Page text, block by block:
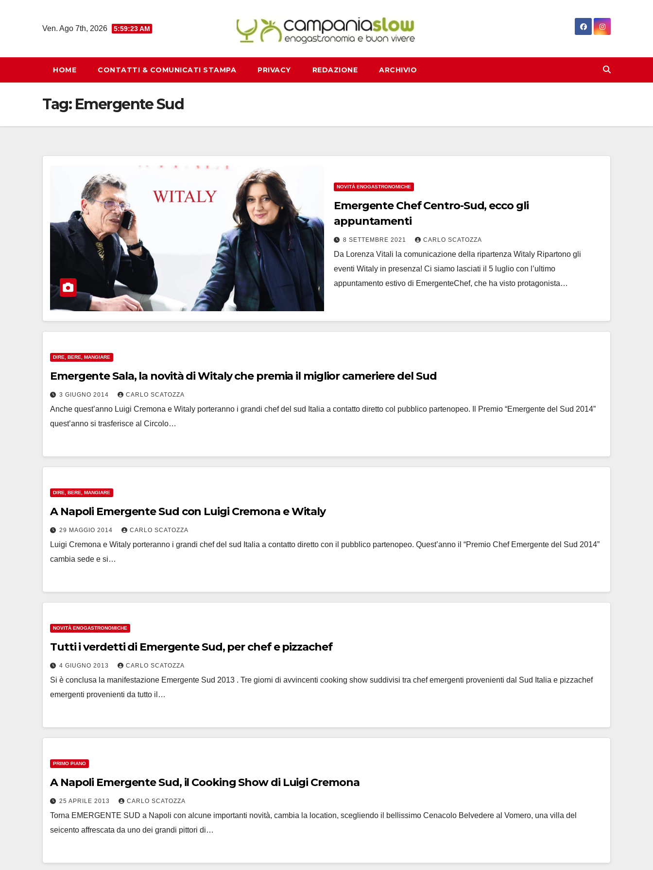
Ven. Ago 7th, 2026 5:59:23 AM
HOME CONTATTI & COMUNICATI STAMPA PRIVACY REDAZIONE ARCHIVIO
Tag: Emergente Sud
NOVITÀ ENOGASTRONOMICHE
Emergente Chef Centro-Sud, ecco gli
appuntamenti
8 SETTEMBRE 2021 CARLO SCATOZZA
Da Lorenza Vitali la comunicazione della ripartenza Witaly Ripartono gli
eventi Witaly in presenza! Ci siamo lasciati il 5 luglio con l’ultimo
appuntamento estivo di EmergenteChef, che ha visto protagonista…
DIRE, BERE, MANGIARE
Emergente Sala, la novità di Witaly che premia il miglior cameriere del Sud
3 GIUGNO 2014 CARLO SCATOZZA
Anche quest’anno Luigi Cremona e Witaly porteranno i grandi chef del sud Italia a contatto diretto col pubblico partenopeo. Il Premio “Emergente del Sud 2014”
quest’anno si trasferisce al Circolo…
DIRE, BERE, MANGIARE
A Napoli Emergente Sud con Luigi Cremona e Witaly
29 MAGGIO 2014 CARLO SCATOZZA
Luigi Cremona e Witaly porteranno i grandi chef del sud Italia a contatto diretto con il pubblico partenopeo. Quest’anno il “Premio Chef Emergente del Sud 2014”
cambia sede e si…
NOVITÀ ENOGASTRONOMICHE
Tutti i verdetti di Emergente Sud, per chef e pizzachef
4 GIUGNO 2013 CARLO SCATOZZA
Si è conclusa la manifestazione Emergente Sud 2013 . Tre giorni di avvincenti cooking show suddivisi tra chef emergenti provenienti dal Sud Italia e pizzachef
emergenti provenienti da tutto il…
PRIMO PIANO
A Napoli Emergente Sud, il Cooking Show di Luigi Cremona
25 APRILE 2013 CARLO SCATOZZA
Torna EMERGENTE SUD a Napoli con alcune importanti novità, cambia la location, scegliendo il bellissimo Cenacolo Belvedere al Vomero, una villa del
seicento affrescata da uno dei grandi pittori di…